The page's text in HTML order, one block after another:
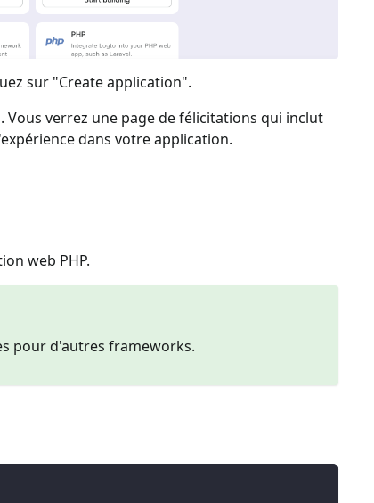
sur "Create application".
Vous verrez une page de félicitations qui inclut
dans votre application.
web PHP.
pour d'autres frameworks.